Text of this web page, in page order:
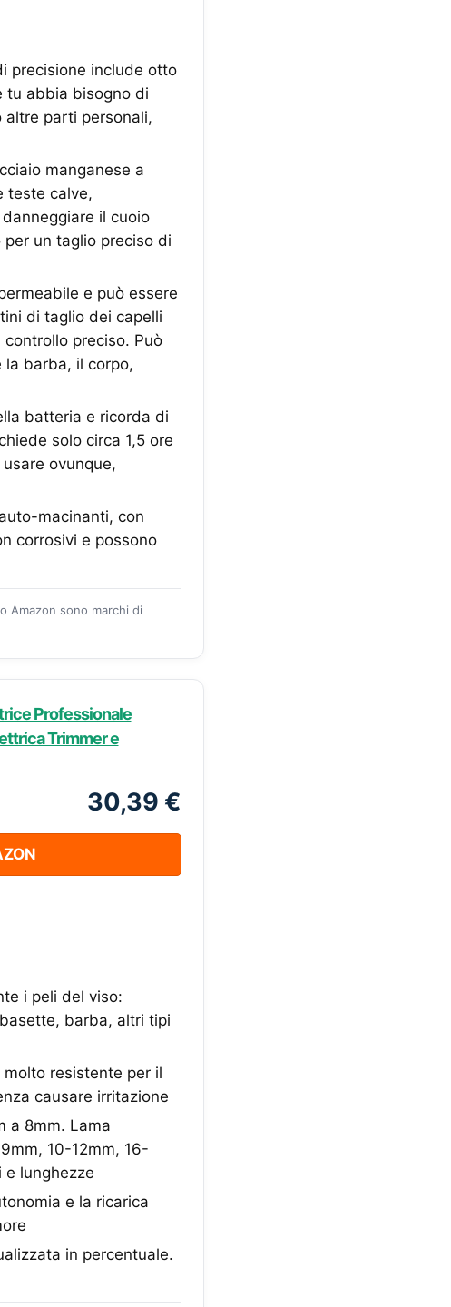
precisione include otto
tu abbia bisogno di
parti personali,
manganese a
teste calve,
il cuoio
un taglio preciso di
e può essere
di taglio dei capelli
preciso. Può
la barba, il corpo,
batteria e ricorda di
solo circa 1,5 ore
ovunque,
macinanti, con
corrosivi e possono
Amazon sono marchi di
Professionale
Trimmer e
30,39 €
i peli del viso:
barba, altri tipi
resistente per il
causare irritazione
a 8mm. Lama
10-12mm, 16-
lunghezze
e la ricarica
in percentuale.